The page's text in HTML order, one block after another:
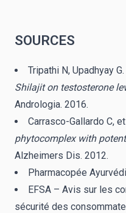
SOURCES
Tripathi N, Upadhyay G.
Shilajit on testosterone
Andrologia. 2016.
Carrasco-Gallardo C,
phytocomplex with
Alzheimers Dis. 2012.
Pharmacopée
EFSA – Avis sur les
sécurité des